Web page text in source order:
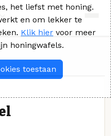
het liefst met honing.
en om lekker te
Klik hier voor meer
honingwafels.
toestaan